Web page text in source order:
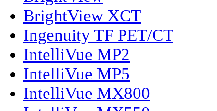
BrightView XCT
Ingenuity TF PET/CT
IntelliVue MP2
IntelliVue MP5
IntelliVue MX800